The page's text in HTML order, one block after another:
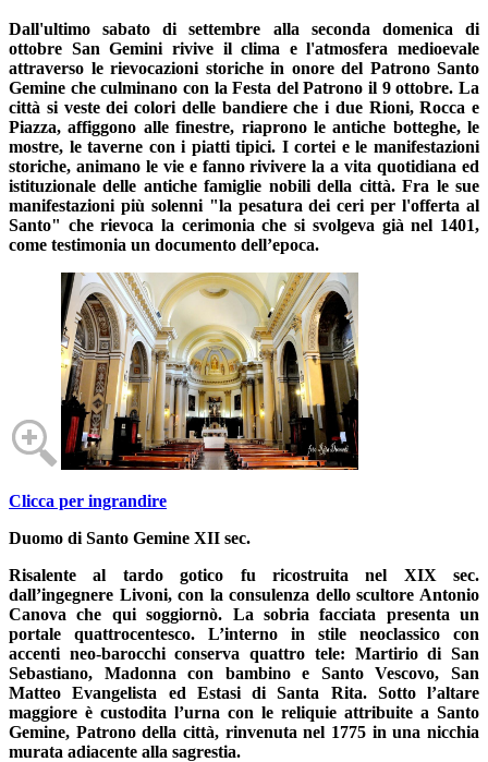
Dall'ultimo sabato di settembre alla seconda domenica di
ottobre San Gemini rivive il clima e l'atmosfera medioevale
attraverso le rievocazioni storiche in onore del Patrono Santo
Gemine che culminano con la Festa del Patrono il 9 ottobre. La
città si veste dei colori delle bandiere che i due Rioni, Rocca e
Piazza, affiggono alle finestre, riaprono le antiche botteghe, le
mostre, le taverne con i piatti tipici. I cortei e le manifestazioni
storiche, animano le vie e fanno rivivere la a vita quotidiana ed
istituzionale delle antiche famiglie nobili della città. Fra le sue
manifestazioni più solenni "la pesatura dei ceri per l'offerta al
Santo" che rievoca la cerimonia che si svolgeva già nel 1401,
come testimonia un documento dell’epoca.
Clicca per ingrandire
Duomo di Santo Gemine XII sec.
Risalente al tardo gotico fu ricostruita nel XIX sec.
dall’ingegnere Livoni, con la consulenza dello scultore Antonio
Canova che qui soggiornò. La sobria facciata presenta un
portale quattrocentesco. L’interno in stile neoclassico con
accenti neo-barocchi conserva quattro tele: Martirio di San
Sebastiano, Madonna con bambino e Santo Vescovo, San
Matteo Evangelista ed Estasi di Santa Rita. Sotto l’altare
maggiore è custodita l’urna con le reliquie attribuite a Santo
Gemine, Patrono della città, rinvenuta nel 1775 in una nicchia
murata adiacente alla sagrestia.